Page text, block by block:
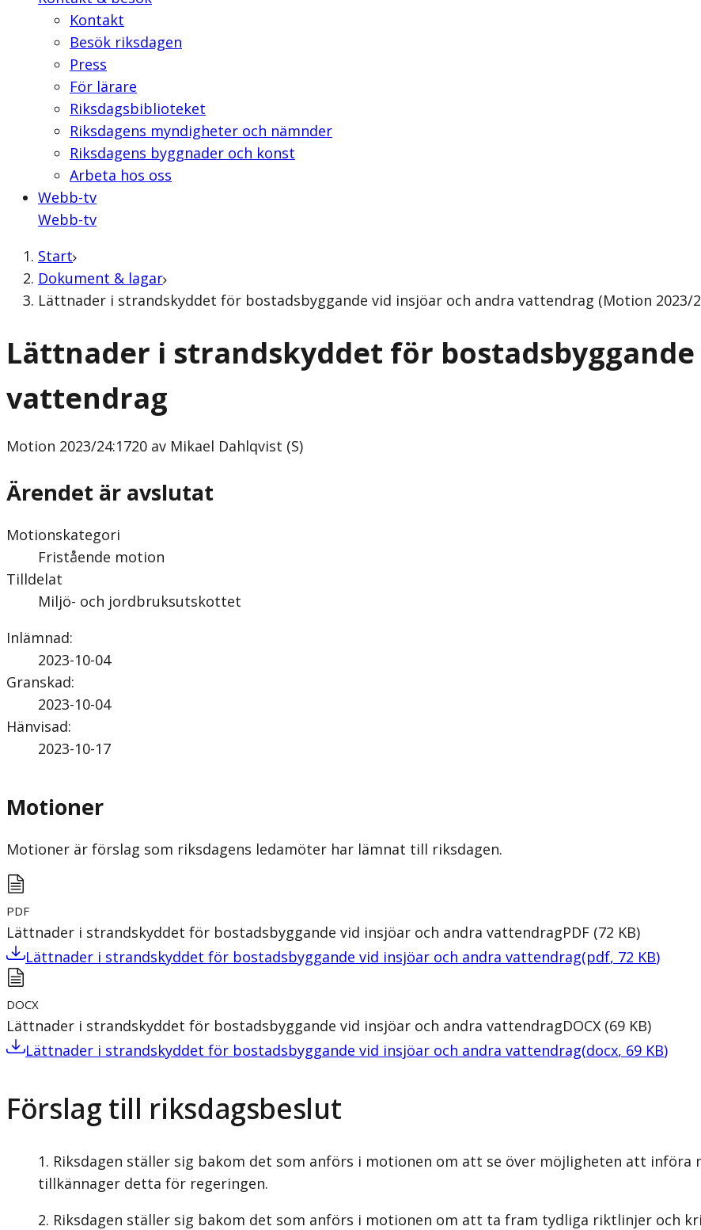
Kontakt
Besök riksdagen
Press
För lärare
Riksdagsbiblioteket
Riksdagens myndigheter och nämnder
Riksdagens byggnader och konst
Arbeta hos oss
Webb-tv
Webb-tv
Start
Dokument & lagar
Lättnader i strandskyddet för bostadsbyggande vid insjöar och andra vattendrag (Motion 2023/
Lättnader i strandskyddet för
vattendrag
Motion 2023/24:1720 av Mikael Dahlqvist (S)
Ärendet är avslutat
Motionskategori
Fristående motion
Tilldelat
Miljö- och jordbruksutskottet
Inlämnad:
2023-10-04
Granskad:
2023-10-04
Hänvisad:
2023-10-17
Motioner
Motioner är förslag som riksdagens ledamöter har lämnat till riksdagen.
PDF
Lättnader i strandskyddet för bostadsbyggande vid insjöar och andra vattendragPDF (72 KB)
Lättnader i strandskyddet för bostadsbyggande vid insjöar och andra vattendrag(pdf, 72 KB)
DOCX
Lättnader i strandskyddet för bostadsbyggande vid insjöar och andra vattendragDOCX (69 KB)
Lättnader i strandskyddet för bostadsbyggande vid insjöar och andra vattendrag(docx, 69 KB)
Förslag till riksdagsbeslut
Riksdagen ställer sig bakom det som anförs i motionen om att se över möjligheten att
tillkännager detta för regeringen.
Riksdagen ställer sig bakom det som anförs i motionen om att ta fram tydliga riktlinjer och